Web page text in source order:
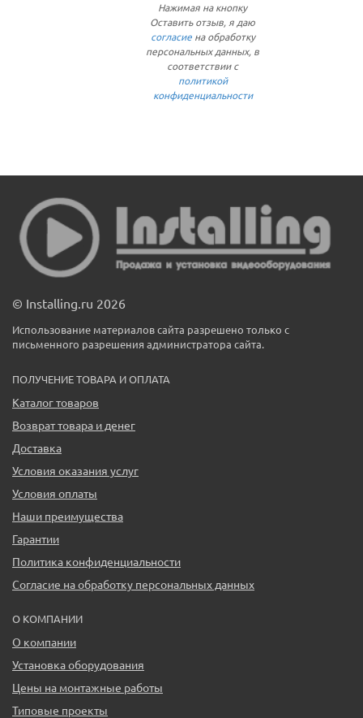
Нажимая на кнопку
Оставить отзыв, я даю
согласиена обработку
персональных данных, в
соответствии с
политикой
конфиденциальности
© Installing.ru 2026
Использование материалов сайта разрешено только с
письменного разрешения администратора сайта.
ПОЛУЧЕНИЕ ТОВАРА И ОПЛАТА
Каталог товаров
Возврат товара и денег
Доставка
Условия оказания услуг
Условия оплаты
Наши преимущества
Гарантии
Политика конфиденциальности
Согласие на обработку персональных данных
О КОМПАНИИ
О компании
Установка оборудования
Цены на монтажные работы
Типовые проекты